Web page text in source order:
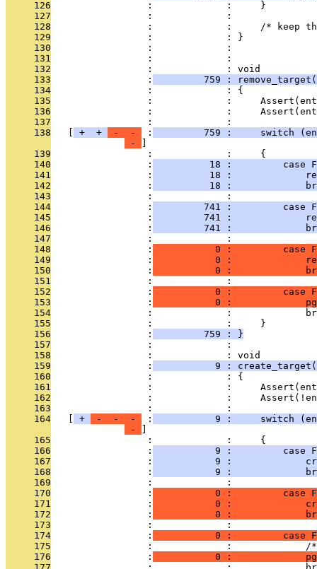
     126
                 :             :     }
     127
                 :             :
     128
:             :     /* keep
     129
                 :             : }
     130
                 :             :
     131
                 :             :
     132
                 :             : void
     133
                 :
759 :
     134
                 :             : {
     135
:             :
     136
:             :
     137
                 :             :
     138
+ + - - :
759 :     switch
-
     139
                 :             :     {
     140
                 :
18 :         case
     141
                 :
18 :
     142
                 :
18 :
     143
                 :             :
     144
                 :
741 :         case
     145
                 :
741 :
     146
                 :
741 :
     147
                 :             :
     148
                 :
0 :         case
     149
                 :
0 :
     150
                 :
0 :
     151
                 :             :
     152
                 :
0 :         case
     153
                 :
0 :
     154
:             :
     155
                 :             :     }
     156
                 :
         759 : }
     157
                 :             :
     158
                 :             : void
     159
                 :
9 :
     160
                 :             : {
     161
:             :
     162
:             :
     163
                 :             :
     164
+ - - - :
9 :     switch
-
     165
                 :             :     {
     166
                 :
9 :         case
     167
                 :
9 :
     168
                 :
9 :
     169
                 :             :
     170
                 :
0 :         case
     171
                 :
0 :
     172
                 :
0 :
     173
                 :             :
     174
                 :
0 :         case
     175
:             :
     176
                 :
0 :